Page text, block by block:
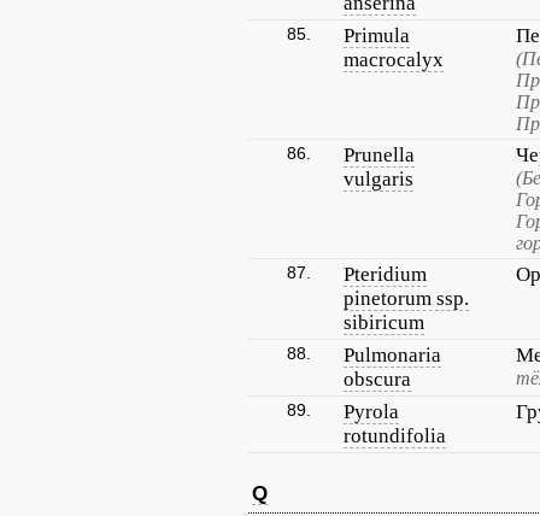
85.
Primula
macrocalyx
86.
Prunella
vulgaris
87.
Pteridium
pinetorum ssp.
sibiricum
88.
Pulmonaria
obscura
89.
Pyrola
rotundifolia
Q